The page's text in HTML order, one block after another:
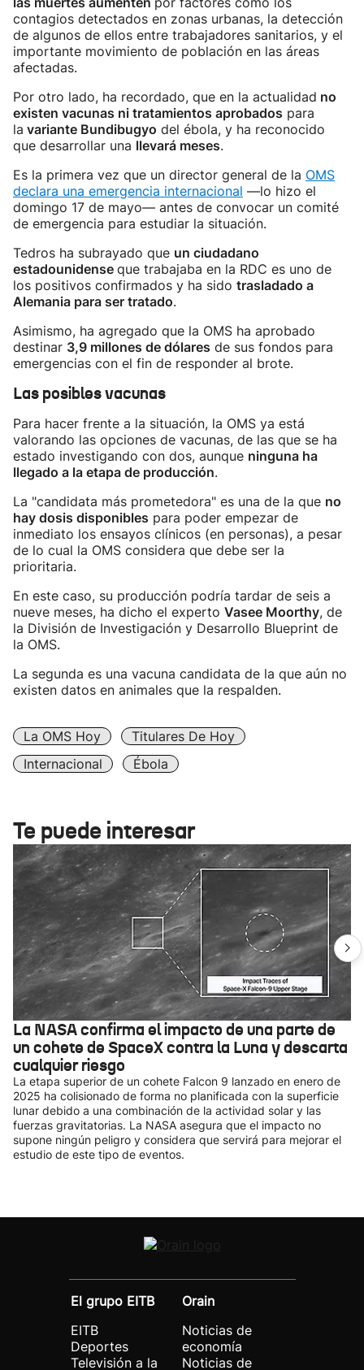
contagios detectados en zonas urbanas, la detección
de algunos de ellos entre trabajadores sanitarios, y el
importante movimiento de población en las áreas
afectadas.
Por otro lado, ha recordado, que en la actualidad no
existen vacunas ni tratamientos aprobados para
la variante Bundibugyo del ébola, y ha reconocido
que desarrollar una llevará meses.
Es la primera vez que un director general de la OMS
declara una emergencia internacional —lo hizo el
domingo 17 de mayo— antes de convocar un comité
de emergencia para estudiar la situación.
Tedros ha subrayado que un ciudadano
estadounidense que trabajaba en la RDC es uno de
los positivos confirmados y ha sido trasladado a
Alemania para ser tratado.
Asimismo, ha agregado que la OMS ha aprobado
destinar 3,9 millones de dólares de sus fondos para
emergencias con el fin de responder al brote.
Las posibles vacunas
Para hacer frente a la situación, la OMS ya está
valorando las opciones de vacunas, de las que se ha
estado investigando con dos, aunque ninguna ha
llegado a la etapa de producción.
La "candidata más prometedora" es una de la que no
hay dosis disponibles para poder empezar de
inmediato los ensayos clínicos (en personas), a pesar
de lo cual la OMS considera que debe ser la
prioritaria.
En este caso, su producción podría tardar de seis a
nueve meses, ha dicho el experto Vasee Moorthy, de
la División de Investigación y Desarrollo Blueprint de
la OMS.
La segunda es una vacuna candidata de la que aún no
existen datos en animales que la respalden.
La OMS Hoy
Titulares De Hoy
Internacional
Ébola
Te puede interesar
La NASA confirma el impacto de una parte de
un cohete de SpaceX contra la Luna y descarta
cualquier riesgo
La etapa superior de un cohete Falcon 9 lanzado en enero de
2025 ha colisionado de forma no planificada con la superficie
lunar debido a una combinación de la actividad solar y las
fuerzas gravitatorias. La NASA asegura que el impacto no
supone ningún peligro y considera que servirá para mejorar el
estudio de este tipo de eventos.
El grupo EITB
EITB
Deportes
Televisión a la
Orain
Noticias de
economía
Noticias de